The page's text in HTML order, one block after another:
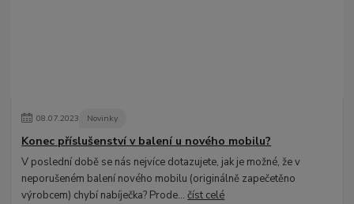
08.07.2023 Novinky
Konec příslušenství v balení u nového mobilu?
V poslední době se nás nejvíce dotazujete, jak je možné, že v
neporušeném balení nového mobilu (originálně zapečetěno
výrobcem) chybí nabíječka? Prode...číst celé